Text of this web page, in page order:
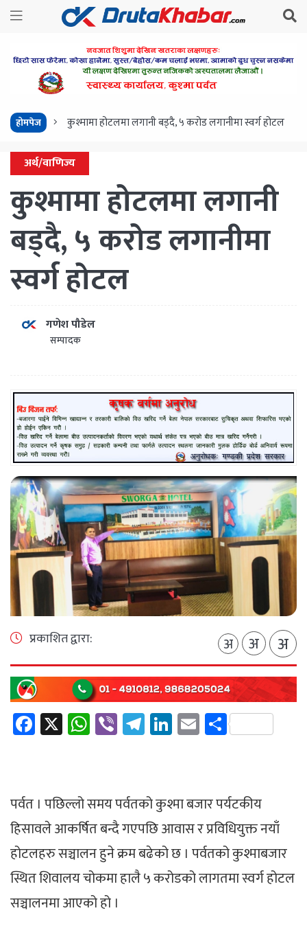
होमपेज कुश्मामा होटलमा लगानी बड्दै, ५ करोड लगानीमा स्वर्ग होटल
अर्थ/वाणिज्य
कुश्मामा होटलमा लगानी
बड्दै, ५ करोड लगानीमा
स्वर्ग होटल
गणेश पौडेल
सम्पादक
प्रकाशित द्वारा: अ अ अ
Facebook
X WhatsApp
ViberTelegram
LinkedIn
EmailShare
पर्वत । पछिल्लो समय पर्वतको कुश्मा बजार पर्यटकीय
हिसावले आकर्षित बन्दै गएपछि आवास र प्रविधियुक्त नयाँ
होटलहरु सञ्चालन हुने क्रम बढेको छ । पर्वतको कुश्माबजार
स्थित शिवालय चोकमा हालै ५ करोडको लागतमा स्वर्ग होटल
सञ्चालनमा आएको हो ।